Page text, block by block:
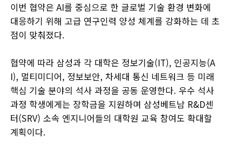
이번 협약은 AI를 중심으로 한 글로벌 기술 환경 변화에
대응하기 위해 고급 연구인력 양성 체계를 강화하는 데 초
점이 맞춰졌다.
협약에 따라 삼성과 각 대학은 정보기술(IT), 인공지능(A
I), 멀티미디어, 정보보안, 차세대 통신 네트워크 등 미래
핵심 기술 분야의 석사 과정을 공동 운영한다. 우수 석사
과정 학생에게는 장학금을 지원하며 삼성베트남 R&D센
터(SRV) 소속 엔지니어들의 대학원 교육 참여도 확대할
계획이다.